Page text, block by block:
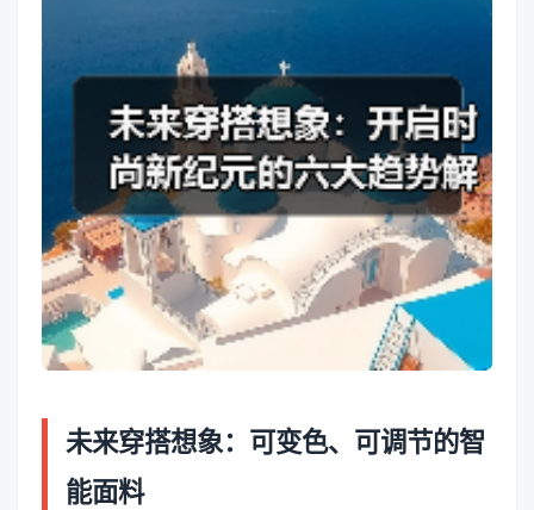
未来穿搭想象：可变色、可调节的智
能面料